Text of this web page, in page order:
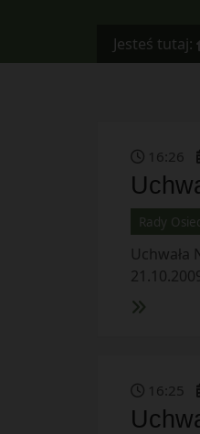
Jesteś tutaj:
16 26
Rady
Uchwała
16 25